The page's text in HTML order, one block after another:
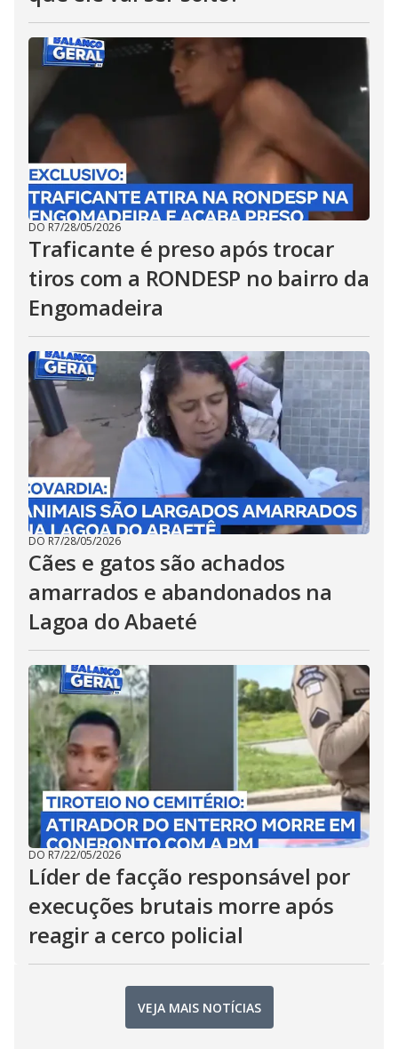
DO R7/28/05/2026
Traficante é preso após trocar
tiros com a RONDESP no bairro da
Engomadeira
DO R7/28/05/2026
Cães e gatos são achados
amarrados e abandonados na
Lagoa do Abaeté
DO R7/22/05/2026
Líder de facção responsável por
execuções brutais morre após
reagir a cerco policial
VEJA MAIS NOTÍCIAS